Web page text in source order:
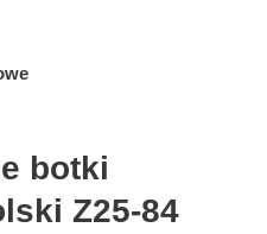
botki
Z25-84